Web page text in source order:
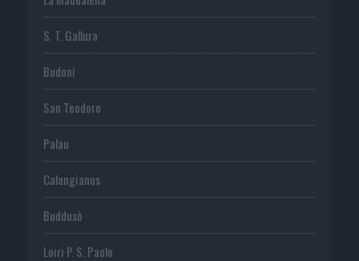
S. T. Gallura
Budoni
San Teodoro
Palau
Calangianus
Buddusò
Loiri P. S. Paolo